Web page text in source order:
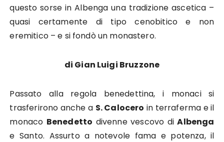
questo sorse in Albenga una tradizione ascetica –
quasi certamente di tipo cenobitico e non
eremitico – e si fondò un monastero.
di Gian Luigi Bruzzone
Passato alla regola benedettina, i monaci si
trasferirono anche a S. Calocero in terraferma e il
monaco Benedetto divenne vescovo diAlbenga
e Santo. Assurto a notevole fama e potenza, il